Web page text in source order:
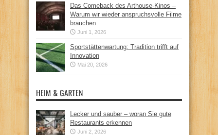
Das Comeback des Arthouse-Kinos –
Warum wir wieder anspruchsvolle Filme
brauchen
Juni 1, 2026
Sportstättenwartung: Tradition trifft auf
Innovation
Mai 20, 2026
HEIM & GARTEN
Lecker und sauber – woran Sie gute
Restaurants erkennen
Juni 2, 2026